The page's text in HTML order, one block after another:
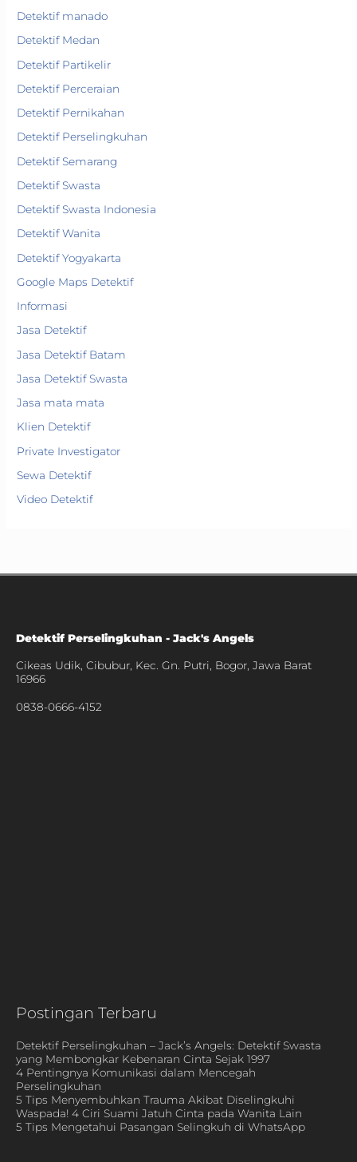
Detektif manado
Detektif Medan
Detektif Partikelir
Detektif Perceraian
Detektif Pernikahan
Detektif Perselingkuhan
Detektif Semarang
Detektif Swasta
Detektif Swasta Indonesia
Detektif Wanita
Detektif Yogyakarta
Google Maps Detektif
Informasi
Jasa Detektif
Jasa Detektif Batam
Jasa Detektif Swasta
Jasa mata mata
Klien Detektif
Private Investigator
Sewa Detektif
Video Detektif
Detektif Perselingkuhan - Jack's Angels
Cikeas Udik, Cibubur, Kec. Gn. Putri, Bogor, Jawa Barat
16966
0838-0666-4152
Postingan Terbaru
Detektif Perselingkuhan – Jack’s Angels: Detektif Swasta
yang Membongkar Kebenaran Cinta Sejak 1997
4 Pentingnya Komunikasi dalam Mencegah
Perselingkuhan
5 Tips Menyembuhkan Trauma Akibat Diselingkuhi
Waspada! 4 Ciri Suami Jatuh Cinta pada Wanita Lain
5 Tips Mengetahui Pasangan Selingkuh di WhatsApp